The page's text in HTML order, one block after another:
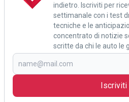
indietro. Iscriviti per
settimanale con i test
tecniche e le
concentrato di notizie
scritte da chi le auto le
Iscriviti